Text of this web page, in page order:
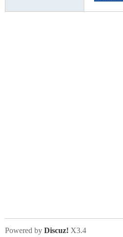
Powered by Discuz! X3.4